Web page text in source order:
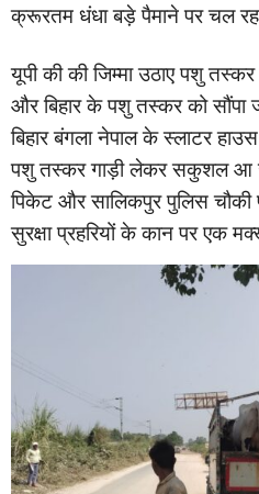
क्रूरतम धंधा बड़े पैमाने पर चल
यूपी की की जिम्मा उठाए पशु तस्कर
और बिहार के पशु तस्कर को सौंपा
बिहार बंगला नेपाल के स्लाटर
पशु तस्कर गाड़ी लेकर सकुशल आ
पिकेट और सालिकपुर पुलिस चौकी
सुरक्षा प्रहरियों के कान पर एक